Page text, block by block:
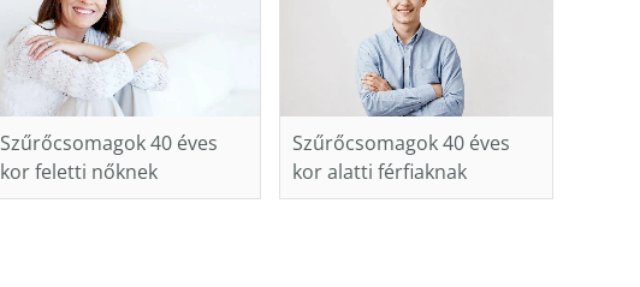
Szűrőcsomagok 40 éves
kor feletti nőknek
Szűrőcsomagok 40 éves
kor alatti férfiaknak